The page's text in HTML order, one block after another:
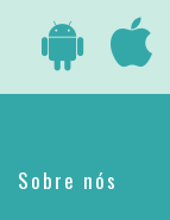
Sobre nós